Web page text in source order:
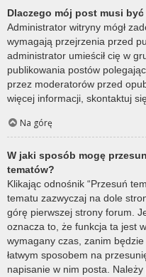
Dlaczego mój post musi
Administrator witryny mógł
wymagają przejrzenia przed
administrator umieścił cię w
publikowania postów
przez moderatorów przed
więcej informacji, skontaktuj
Na górę
W jaki sposób mogę
tematów?
Klikając odnośnik “Przesuń
tematu zazwyczaj na dole
górę pierwszej strony forum.
oznacza to, że funkcja ta jest
wymagany czas, zanim
łatwym sposobem na
napisanie w nim posta.